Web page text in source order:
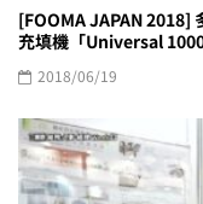
[FOOMA JAPAN
充填機「Universal
2018/06/19